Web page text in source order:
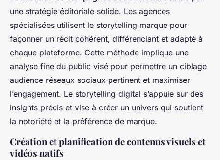
une stratégie éditoriale solide. Les agences
spécialisées utilisent le storytelling marque pour
façonner un récit cohérent, différenciant et adapté à
chaque plateforme. Cette méthode implique une
analyse fine du public visé pour permettre un ciblage
audience réseaux sociaux pertinent et maximiser
l’engagement. Le storytelling digital s’appuie sur des
insights précis et vise à créer un univers qui soutient
la notoriété et la préférence de marque.
Création et planification de contenus visuels et
vidéos natifs